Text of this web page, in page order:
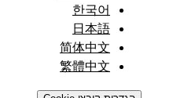
한국어
日本語
简体中文
繁體中文